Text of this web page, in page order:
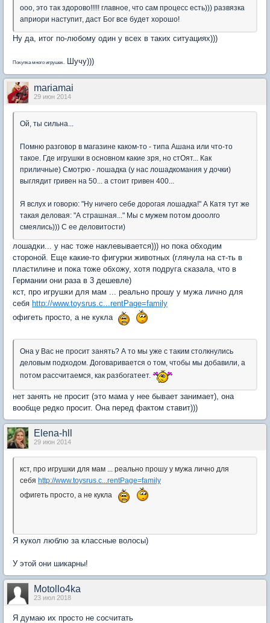
ооо, это так здорово!!!!! главное, что сам процесс есть))) развязка
априори наступит, даст Бог все будет хорошо!
Ну да, итог по-любому один у всех в таких ситуациях)))
Покупка много игрушек. Шучу)))
mariamai
29 июн 2014
Ой, ты сильна...
Помню разговор в магазине каком-то - типа Ашана или что-то
такое. Где игрушки в основном какие зря, но стОят... Как
приличные) Смотрю - лошадка (у нас лошадкомания у дочки)
выглядит гривен на 50... а стоит гривен 400...
Я вслух и говорю: "Ну ничего себе дорогая лошадка!" А Катя тут же
такая деловая: "А страшная..." Мы с мужем потом дооолго
смеялись))) С ее деловитости)
лошадки... у нас тоже наклевывается))) но пока обходим
стороной. Еще какие-то фигурки животных (глянула на ст-ть в
пластилине и пока тоже обхожу, хотя подруга сказала, что в
Германии они раза в 3 дешевле)
кст, про игрушки для мам ... реально прошу у мужа лично для
себя http://www.toysrus.c...rentPage=family
офигеть просто, а не кукла
Она у Вас не просит занять? А то мы уже с таким столкнулись
деловым подходом. Договаривается о том, чтобы мы добавили, а
потом рассчитаемся, как разбогатеет.
нет занять не просит (это мама у нее бывает занимает), она
вообще редко просит. Она перед фактом ставит)))
Elena-hll
29 июн 2014
кст, про игрушки для мам ... реально прошу у мужа лично для
себя http://www.toysrus.c...rentPage=family
офигеть просто, а не кукла
Я кукол люблю за классные волосы)
У этой они шикарны!
Motollo4ka
23 июл 2018
Я думаю их просто не сосчитать